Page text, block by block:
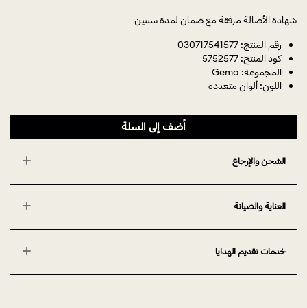
شهادة الأصالة مرفقة مع ضمان لمدة سنتين
رقم المنتج: 030717541577
كود المنتج: 5752577
المجموعة: Gema
اللون: ألوان متعددة
أضف إلى السلة
الشحن والإرجاع
العناية والصيانة
خدمات تقديم الهدايا